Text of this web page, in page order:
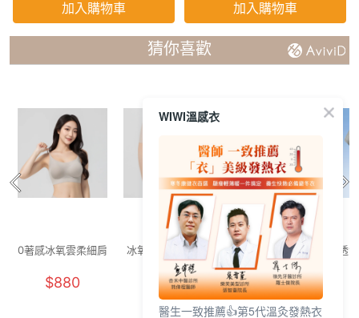
加入購物車 加入購物車
猜你喜歡
0著感冰氧雲柔細肩
$880
冰氧雲柔無痕內褲
(燕麥奶 F)
$250
舒活提托美胸無痕
內衣(清新綠 女M-
2XL)
$880
透
WIWI溫感衣
醫生一致推薦👍第5代溫灸發熱衣